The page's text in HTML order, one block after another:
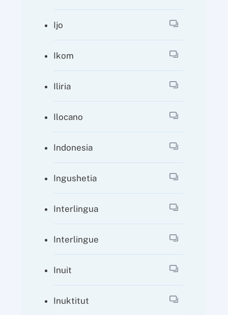
Ijo
Ikom
Iliria
Ilocano
Indonesia
Ingushetia
Interlingua
Interlingue
Inuit
Inuktitut